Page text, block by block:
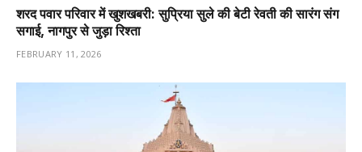
शरद पवार परिवार में खुशखबरी: सुप्रिया सुले की बेटी रेवती की सारंग संग
सगाई, नागपुर से जुड़ा रिश्ता
FEBRUARY 11, 2026